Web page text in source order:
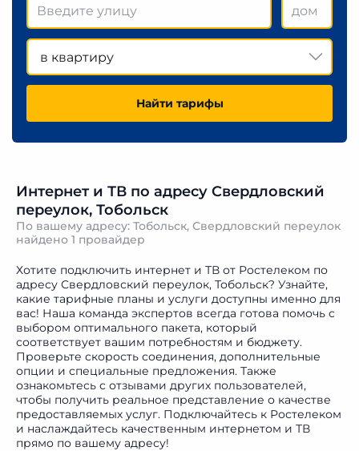
в квартиру
Найти тарифы
Интернет и ТВ по адресу Свердловский
переулок, Тобольск
По вашему адресу: Тобольск, Свердловский переулок
найдено 1 провайдер
Хотите подключить интернет и ТВ от Ростелеком по
адресу Свердловский переулок, Тобольск? Узнайте,
какие тарифные планы и услуги доступны именно для
вас! Наша команда экспертов всегда готова помочь с
выбором оптимального пакета, который
соответствует вашим потребностям и бюджету.
Проверьте скорость соединения, дополнительные
опции и специальные предложения. Также
ознакомьтесь с отзывами других пользователей,
чтобы получить реальное представление о качестве
предоставляемых услуг. Подключайтесь к Ростелеком
и наслаждайтесь качественным интернетом и ТВ
прямо по вашему адресу!